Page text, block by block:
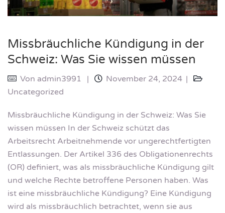
Missbräuchliche Kündigung in der
Schweiz: Was Sie wissen müssen
Von admin3991
November 24, 2024
Uncategorized
Missbräuchliche Kündigung in der Schweiz: Was Sie
wissen müssen In der Schweiz schützt das
Arbeitsrecht Arbeitnehmende vor ungerechtfertigten
Entlassungen. Der Artikel 336 des Obligationenrechts
(OR) definiert, was als missbräuchliche Kündigung gilt
und welche Rechte betroffene Personen haben. Was
ist eine missbräuchliche Kündigung? Eine Kündigung
wird als missbräuchlich betrachtet, wenn sie aus